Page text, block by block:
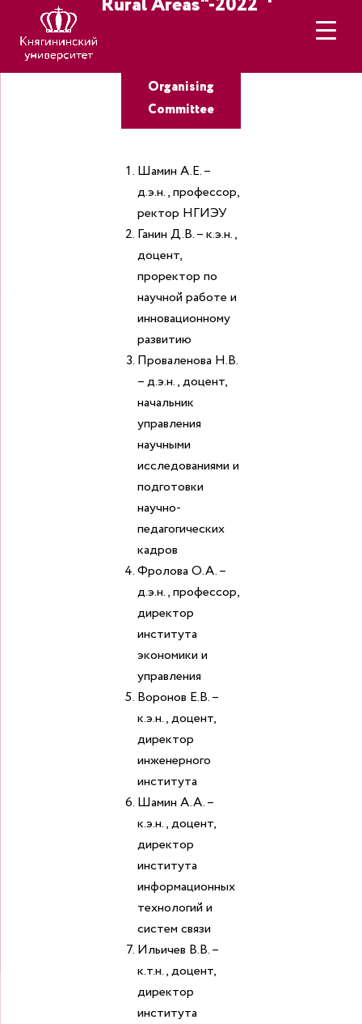
Organising
Committee
Шамин А.Е. –
д.э.н., профессор,
ректор НГИЭУ
Ганин Д.В. – к.э.н.,
доцент,
проректор по
научной работе и
инновационному
развитию
Проваленова Н.В.
– д.э.н., доцент,
начальник
управления
научными
исследованиями и
подготовки
научно-
педагогических
кадров
Фролова О.А. –
д.э.н., профессор,
директор
института
экономики и
управления
Воронов Е.В. –
к.э.н., доцент,
директор
инженерного
института
Шамин А.А. –
к.э.н., доцент,
директор
института
информационных
технологий и
систем связи
Ильичев В.В. –
к.т.н., доцент,
директор
института